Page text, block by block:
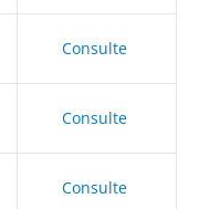
Consulte
Consulte
Consulte